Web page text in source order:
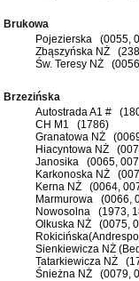
Brukowa
Pojezierska (0055,
Zbąszyńska NŻ
Św. Teresy NŻ
Brzezińska
Autostrada A1 #
CH M1 (1786)
Granatowa NŻ
Hiacyntowa NŻ
Janosika (0065,
Karkonoska NŻ
Kerna NŻ (0064,
Marmurowa (0066,
Nowosolna (1973,
Olkuska NŻ (0075,
Sienkiewicza NŻ
Tatarkiewicza NŻ
Śnieżna NŻ (0079,